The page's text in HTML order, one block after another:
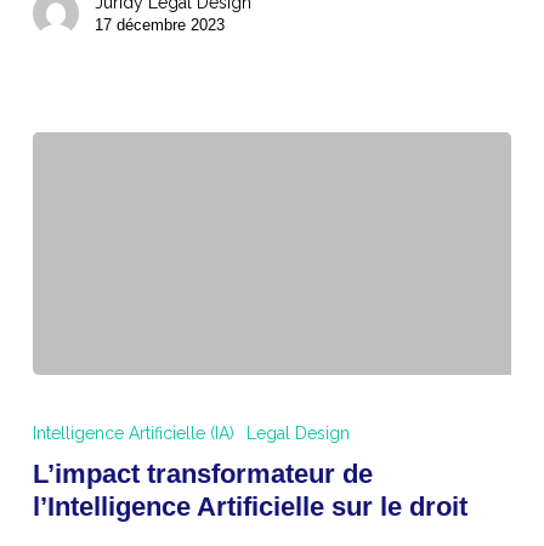
17 décembre 2023
l’Intelligence
Artificielle
Intelligence Artificielle (IA) Legal Design
L’impact transformateur de
l’Intelligence Artificielle sur le droit